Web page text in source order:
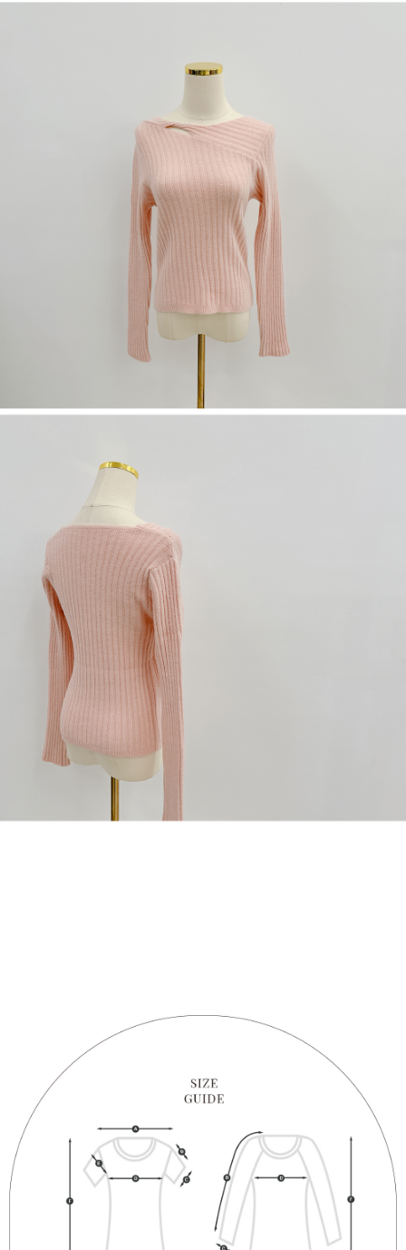
ansuran yang diingini, tarikh akhir pembayaran, dan setelah
3. Jumlah kelulusan sebenar, bilangan ansuran dan jumlah bayaran
adalah berdasarkan halaman pengesahan transaksi seterusnya.
4. Dalam masa 30 minit selepas pesanan ditubuhkan, jika tidak pergi
untuk mengesahkan transaksi atau jika tidak lulus semakan, pesanan
akan dibatalkan secara automatik. Jika terdapat situasi "pindah untuk
semakan khusus" yang tidak lulus, ini menunjukkan bahawa sistem
penilaian tidak mencukupi, tiada penjelasan mengenai kandungan
penilaian boleh diberikan.
【Penerangan Kaedah Pembayaran】
1. Pembayaran ansuran tidak digabungkan dalam bil telekomunikasi,
"Pembayaran Ansuran Gogo" akan menghantar SMS peringatan
pembayaran selepas tarikh penyelesaian bulanan.
2. Melalui pautan SMS untuk membuka bil, anda boleh memilih untuk
membayar melalui "Kod bar kedai serbaneka / Kedai rasmi Taiwan
Mobile / Pemindahan bank / Pembayaran J街口 / iPASS MONEY" dan
1. Perkhidmatan ini disediakan oleh "Taiwan Mobile Co., Ltd." untuk
tuntutan harga jual/beli ansuran kepada syarikat ini untuk membayar bil
menggunakan bil syarikat ini.
"Pembayaran Ansuran Gogo", kedai akan memberikan maklumat peribadi
anda (termasuk nama, telefon atau alamat) kepada Taiwan Mobile untuk
pengumpulan, pemprosesan dan penggunaan, untuk pengesahan,
semakan dan pembetulan data yang diperlukan untuk bil ansuran oleh
Taiwan Mobile.
3. Sila baca syarat perkhidmatan pengguna secara lengkap melalui
pautan berikut: https://oppay.tw/userRule